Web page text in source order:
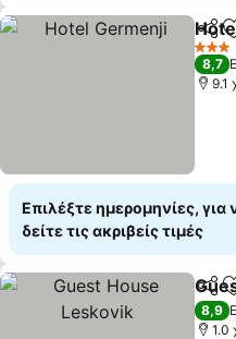
3
8,7
9.1
Επιλέξτε ημερομηνίες, για
δείτε τις ακριβείς τιμές
8,9
1.0